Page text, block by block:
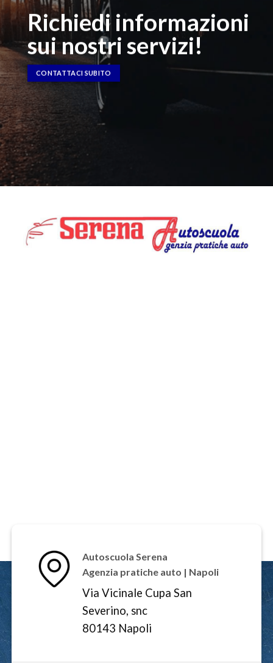
Richiedi informazioni
sui nostri servizi!
CONTATTACI SUBITO
Autoscuola Serena
Agenzia pratiche auto | Napoli
Via Vicinale Cupa San
Severino, snc
80143 Napoli